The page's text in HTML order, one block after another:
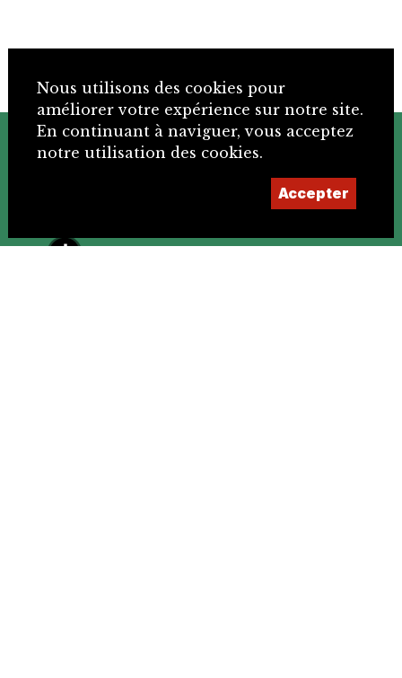
+41 32 466 92 57
Nous utilisons des cookies pour
améliorer votre expérience sur notre site.
En continuant à naviguer, vous acceptez
notre utilisation des cookies.
Accepter